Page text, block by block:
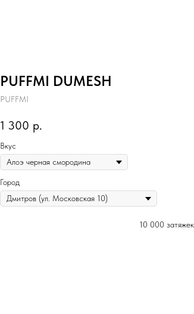
PUFFMI DUMESH
PUFFMI
1 300 р.
Вкус
Город
10 000 затяжек